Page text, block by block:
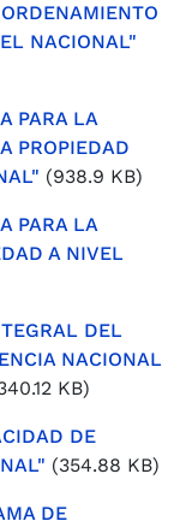
NACIONAL"
PARA LA
PROPIEDAD
(938.9 KB)
PARA LA
A NIVEL
DEL
NACIONAL
KB)
DE
(354.88 KB)
DE